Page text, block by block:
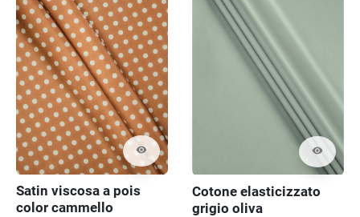
visibility
Satin viscosa a pois
color cammello
visibility
Cotone elasticizzato
grigio oliva